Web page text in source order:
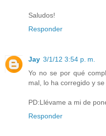
Saludos!
Responder
Jay 3/1/12 3:54 p. m.
Yo no se por qué
mal, lo ha corregido y
PD:Llévame a mi de
Responder